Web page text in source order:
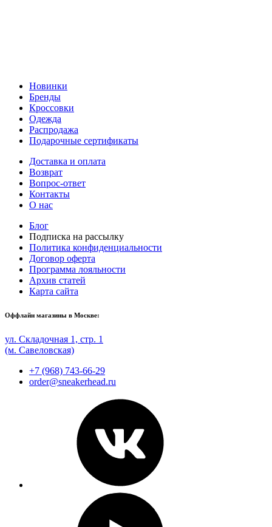
Новинки
Бренды
Кроссовки
Одежда
Распродажа
Подарочные сертификаты
Доставка и оплата
Возврат
Вопрос-ответ
Контакты
О нас
Блог
Подписка на рассылку
Политика конфиденциальности
Договор оферта
Программа лояльности
Архив статей
Карта сайта
Оффлайн магазины в Москве:
ул. Складочная 1, стр. 1
(м. Савеловская)
+7 (968) 743-66-29
order@sneakerhead.ru